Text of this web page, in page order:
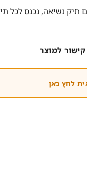
נשיאה, נכנס לכל
למוצר
לחץ כאן